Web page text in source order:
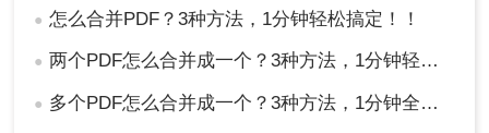
● 怎么合并PDF？3种方法，1分钟轻松搞定！！
● 两个PDF怎么合并成一个？3种方法，1分钟轻松搞定！
● 多个PDF怎么合并成一个？3种方法，1分钟全搞定！！